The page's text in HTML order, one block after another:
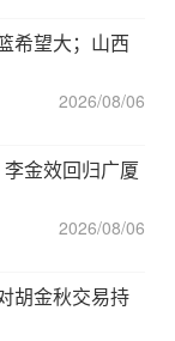
希望大；山西
2026/08/06
金效回归广厦
2026/08/06
胡金秋交易持